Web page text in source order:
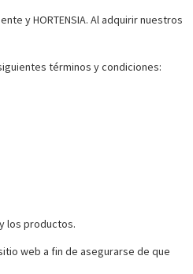
y HORTENSIA. Al adquirir nuestros
términos y condiciones:
los productos.
web a fin de asegurarse de que